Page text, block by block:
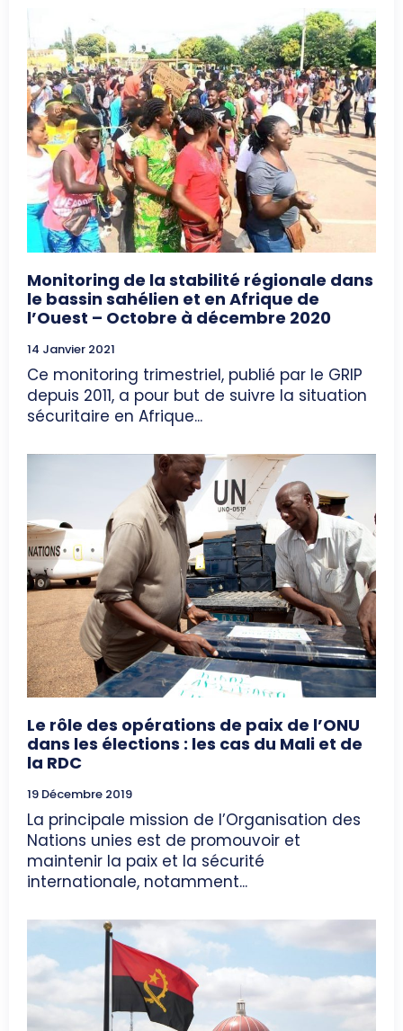
Monitoring de la stabilité régionale dans
le bassin sahélien et en Afrique de
l’Ouest – Octobre à décembre 2020
14 Janvier 2021
Ce monitoring trimestriel, publié par le GRIP
depuis 2011, a pour but de suivre la situation
sécuritaire en Afrique...
Le rôle des opérations de paix de l’ONU
dans les élections : les cas du Mali et de
la RDC
19 Décembre 2019
La principale mission de l’Organisation des
Nations unies est de promouvoir et
maintenir la paix et la sécurité
internationale, notamment...